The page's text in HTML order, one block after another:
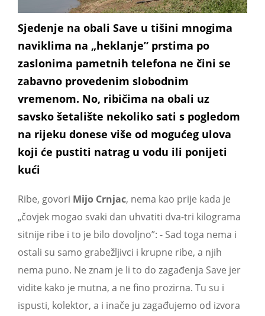
Sjedenje na obali Save u tišini mnogima
naviklima na „heklanje” prstima po
zaslonima pametnih telefona ne čini se
zabavno provedenim slobodnim
vremenom. No, ribičima na obali uz
savsko šetalište nekoliko sati s pogledom
na rijeku donese više od mogućeg ulova
koji će pustiti natrag u vodu ili ponijeti
kući
Ribe, govori Mijo Crnjac, nema kao prije kada je
„čovjek mogao svaki dan uhvatiti dva-tri kilograma
sitnije ribe i to je bilo dovoljno”: - Sad toga nema i
ostali su samo grabežljivci i krupne ribe, a njih
nema puno. Ne znam je li to do zagađenja Save jer
vidite kako je mutna, a ne fino prozirna. Tu su i
ispusti, kolektor, a i inače ju zagađujemo od izvora